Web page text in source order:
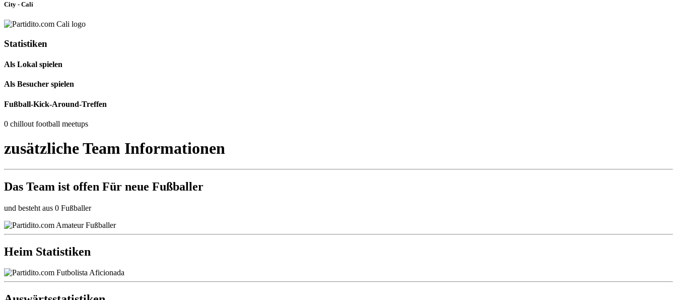
City - Cali
Statistiken
Als Lokal spielen
Als Besucher spielen
Fußball-Kick-Around-Treffen
0 chillout football meetups
zusätzliche Team Informationen
Das Team ist offen Für neue Fußballer
und besteht aus 0 Fußballer
Heim Statistiken